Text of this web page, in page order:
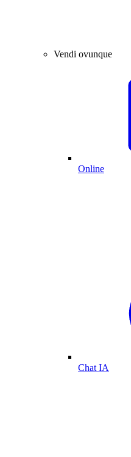
Vendi ovunque
Online
Chat IA